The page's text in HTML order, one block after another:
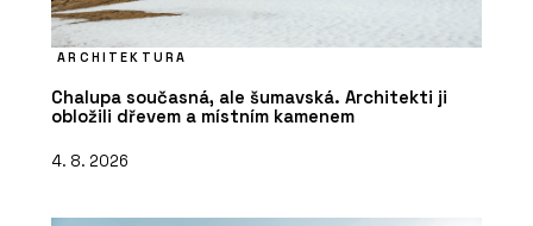
ARCHITEKTURA
Chalupa současná, ale šumavská. Architekti ji
obložili dřevem a místním kamenem
4. 8. 2026